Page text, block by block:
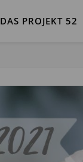
DAS PROJEKT 52